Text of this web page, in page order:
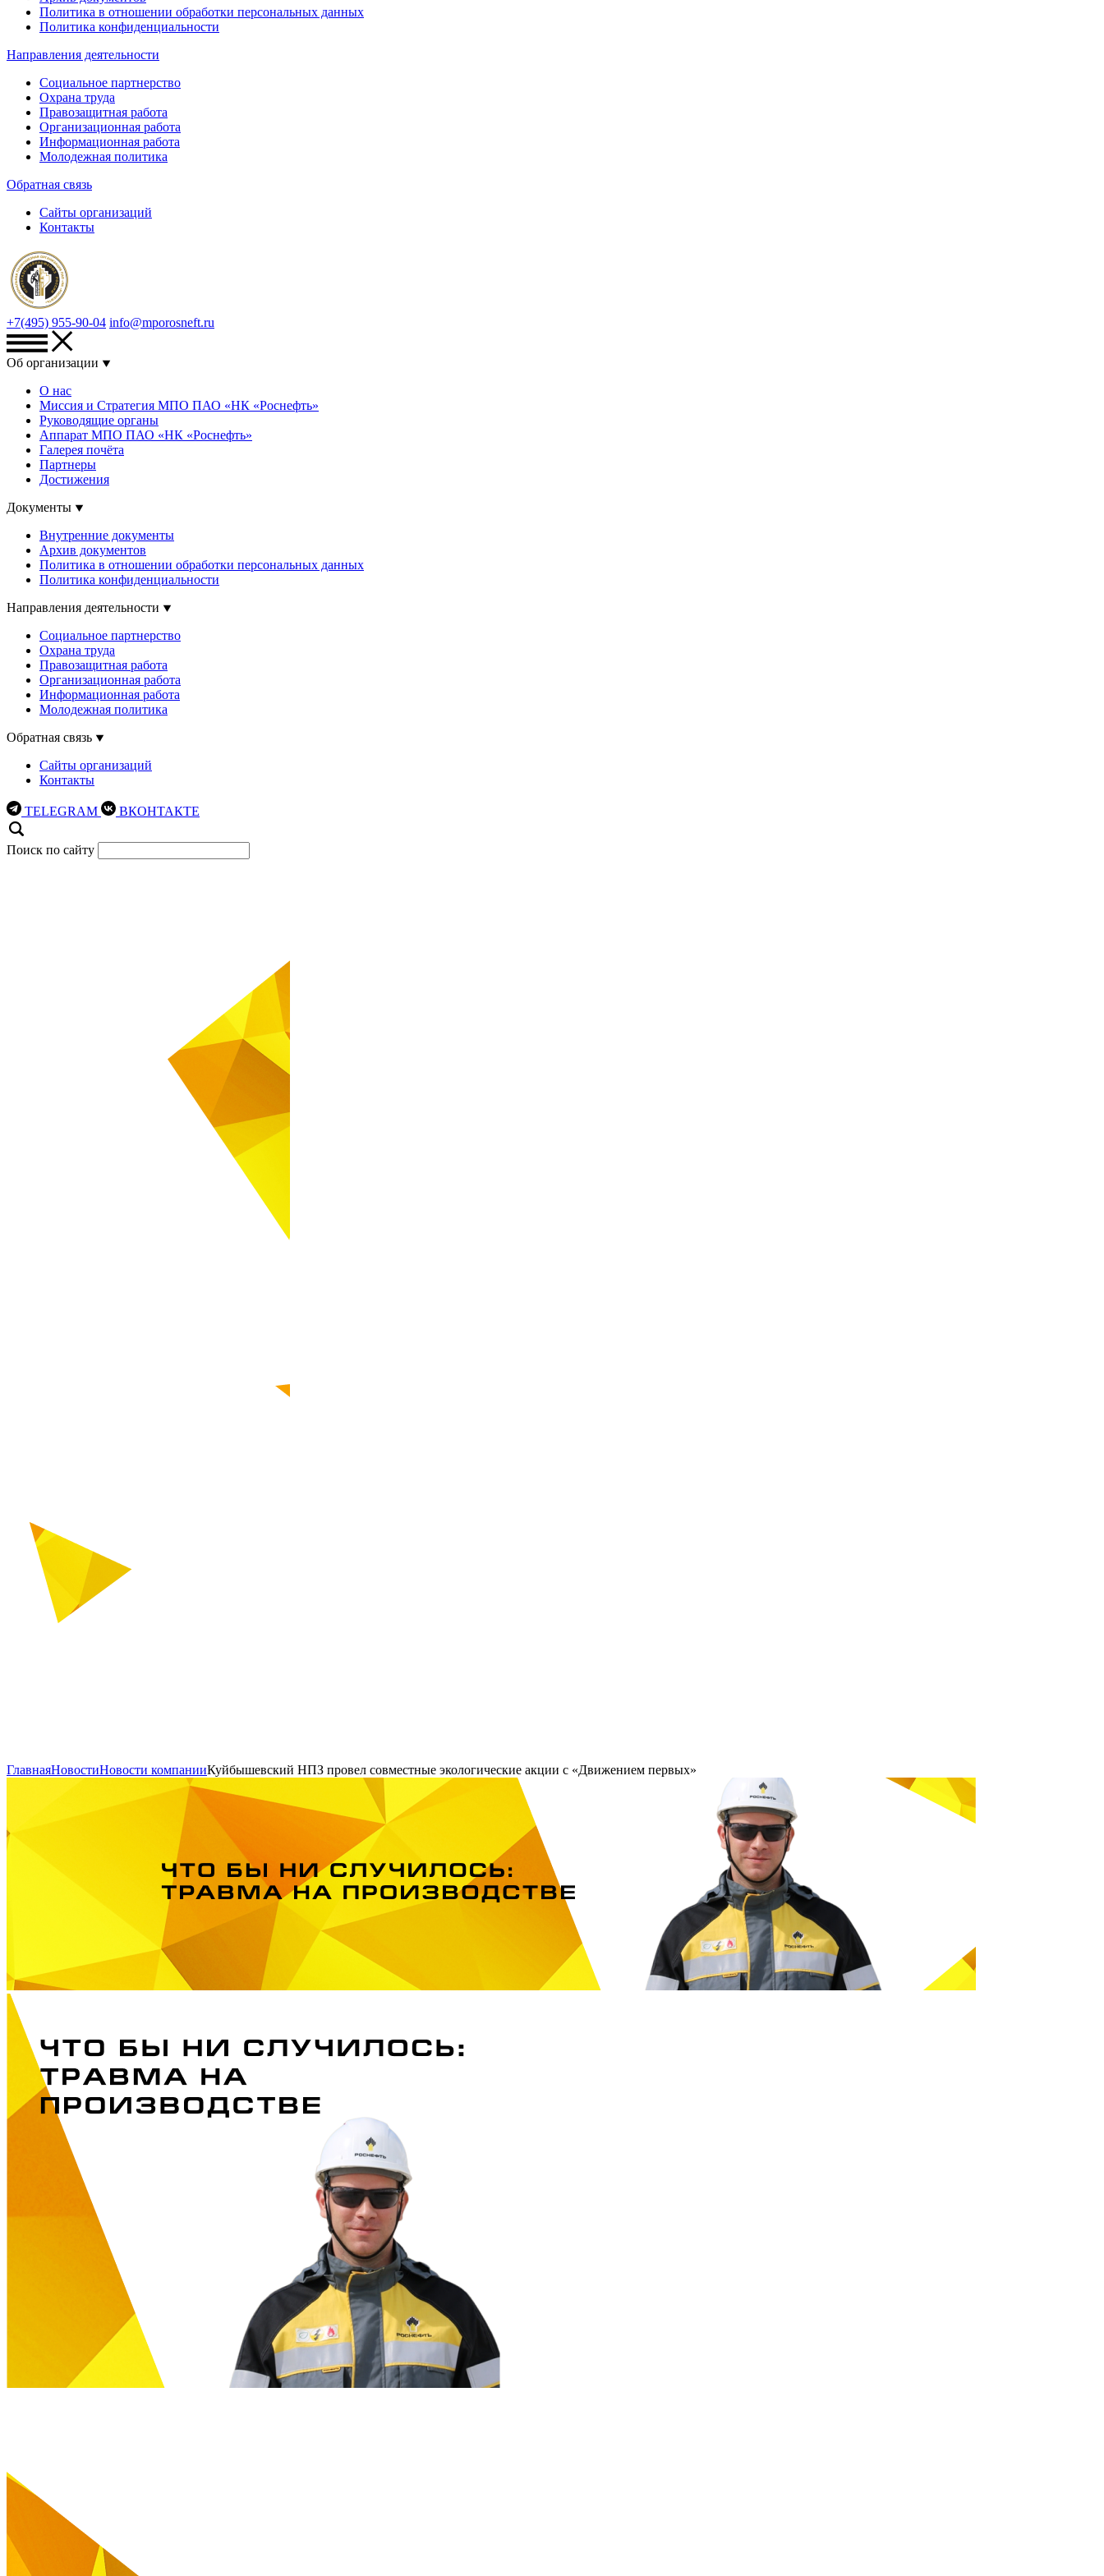
Политика в отношении обработки персональных данных
Политика конфиденциальности
Направления деятельности
Социальное партнерство
Охрана труда
Правозащитная работа
Организационная работа
Информационная работа
Молодежная политика
Обратная связь
Сайты организаций
Контакты
+7(495) 955-90-04 info@mporosneft.ru
Об организации
О нас
Миссия и Стратегия МПО ПАО «НК «Роснефть»
Руководящие органы
Аппарат МПО ПАО «НК «Роснефть»
Галерея почёта
Партнеры
Достижения
Документы
Внутренние документы
Архив документов
Политика в отношении обработки персональных данных
Политика конфиденциальности
Направления деятельности
Социальное партнерство
Охрана труда
Правозащитная работа
Организационная работа
Информационная работа
Молодежная политика
Обратная связь
Сайты организаций
Контакты
TELEGRAM ВКОНТАКТЕ
Поиск по сайту
ГлавнаяНовостиНовости компанииКуйбышевский НПЗ провел совместные экологические акции с «Движением первых»